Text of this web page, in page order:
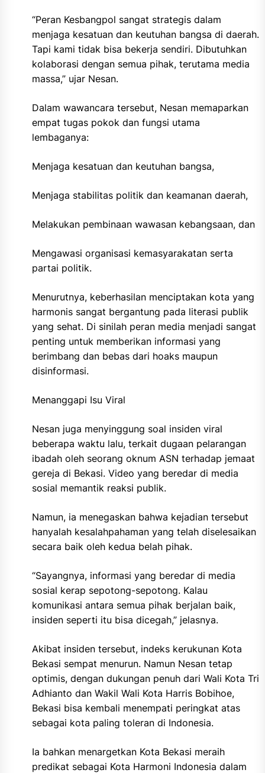
“Peran Kesbangpol sangat strategis dalam
menjaga kesatuan dan keutuhan bangsa di daerah.
Tapi kami tidak bisa bekerja sendiri. Dibutuhkan
kolaborasi dengan semua pihak, terutama media
massa,” ujar Nesan.
Dalam wawancara tersebut, Nesan memaparkan
empat tugas pokok dan fungsi utama
lembaganya:
Menjaga kesatuan dan keutuhan bangsa,
Menjaga stabilitas politik dan keamanan daerah,
Melakukan pembinaan wawasan kebangsaan, dan
Mengawasi organisasi kemasyarakatan serta
partai politik.
Menurutnya, keberhasilan menciptakan kota yang
harmonis sangat bergantung pada literasi publik
yang sehat. Di sinilah peran media menjadi sangat
penting untuk memberikan informasi yang
berimbang dan bebas dari hoaks maupun
disinformasi.
Menanggapi Isu Viral
Nesan juga menyinggung soal insiden viral
beberapa waktu lalu, terkait dugaan pelarangan
ibadah oleh seorang oknum ASN terhadap jemaat
gereja di Bekasi. Video yang beredar di media
sosial memantik reaksi publik.
Namun, ia menegaskan bahwa kejadian tersebut
hanyalah kesalahpahaman yang telah diselesaikan
secara baik oleh kedua belah pihak.
“Sayangnya, informasi yang beredar di media
sosial kerap sepotong-sepotong. Kalau
komunikasi antara semua pihak berjalan baik,
insiden seperti itu bisa dicegah,” jelasnya.
Akibat insiden tersebut, indeks kerukunan Kota
Bekasi sempat menurun. Namun Nesan tetap
optimis, dengan dukungan penuh dari Wali Kota Tri
Adhianto dan Wakil Wali Kota Harris Bobihoe,
Bekasi bisa kembali menempati peringkat atas
sebagai kota paling toleran di Indonesia.
Ia bahkan menargetkan Kota Bekasi meraih
predikat sebagai Kota Harmoni Indonesia dalam